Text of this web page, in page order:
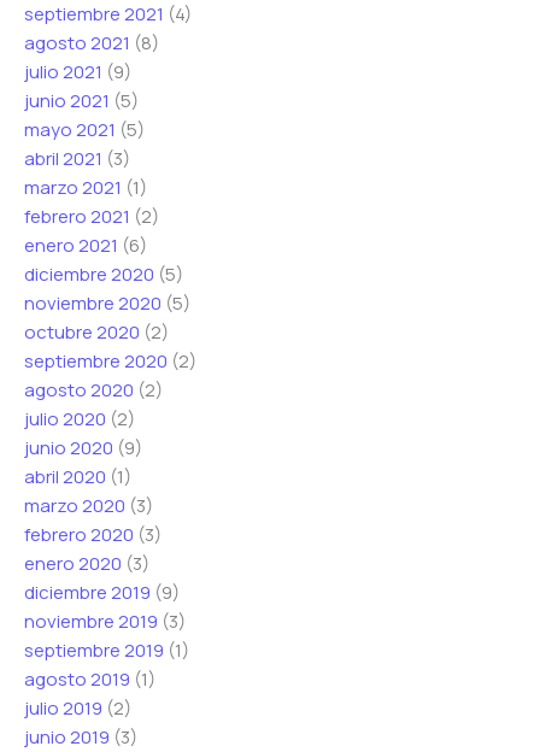
septiembre 2021 (4)
agosto 2021 (8)
julio 2021 (9)
junio 2021 (5)
mayo 2021 (5)
abril 2021 (3)
marzo 2021 (1)
febrero 2021 (2)
enero 2021 (6)
diciembre 2020 (5)
noviembre 2020 (5)
octubre 2020 (2)
septiembre 2020 (2)
agosto 2020 (2)
julio 2020 (2)
junio 2020 (9)
abril 2020 (1)
marzo 2020 (3)
febrero 2020 (3)
enero 2020 (3)
diciembre 2019 (9)
noviembre 2019 (3)
septiembre 2019 (1)
agosto 2019 (1)
julio 2019 (2)
junio 2019 (3)